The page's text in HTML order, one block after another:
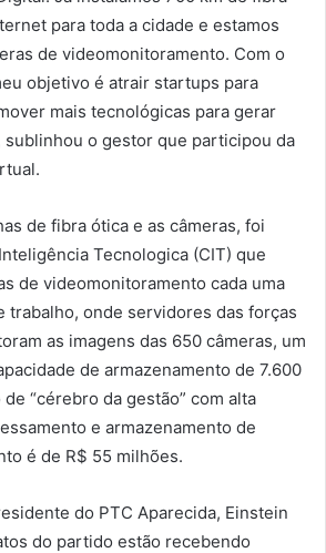
para toda a cidade e estamos
de videomonitoramento. Com o
objetivo é atrair startups para
mais tecnológicas para gerar
sublinhou o gestor que participou da
de fibra ótica e as câmeras, foi
Tecnologica (CIT) que
de videomonitoramento cada uma
trabalho, onde servidores das forças
as imagens das 650 câmeras, um
de armazenamento de 7.600
“cérebro da gestão” com alta
e armazenamento de
é de R$ 55 milhões.
do PTC Aparecida, Einstein
do partido estão recebendo